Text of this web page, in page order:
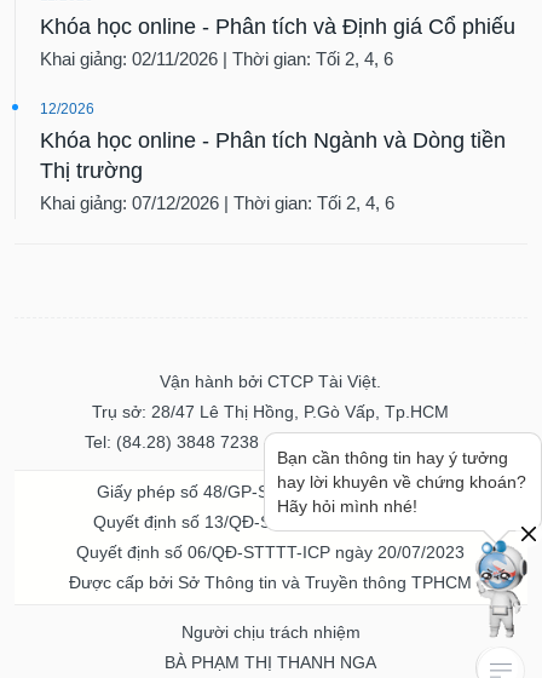
Khóa học online - Phân tích và Định giá Cổ phiếu
Khai giảng: 02/11/2026 | Thời gian: Tối 2, 4, 6
12/2026
Khóa học online - Phân tích Ngành và Dòng tiền
Thị trường
Khai giảng: 07/12/2026 | Thời gian: Tối 2, 4, 6
Vận hành bởi CTCP Tài Việt.
Trụ sở: 28/47 Lê Thị Hồng, P.Gò Vấp, Tp.HCM
Tel: (84.28) 3848 7238 - Fax: (84.28) 3848 7237
Giấy phép số 48/GP-STTTT ngày 04/11/2016
Quyết định số 13/QĐ-STTTT ngày 02/11/2017
Quyết định số 06/QĐ-STTTT-ICP ngày 20/07/2023
Được cấp bởi Sở Thông tin và Truyền thông TPHCM
Người chịu trách nhiệm
BÀ PHẠM THỊ THANH NGA
Bạn cần thông tin hay ý tưởng
hay lời khuyên về chứng khoán?
Hãy hỏi mình nhé!